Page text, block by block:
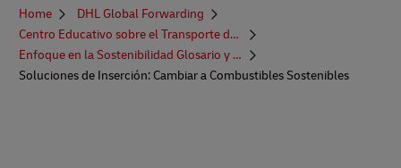
You
here
Home
DHL Global Forwarding
Centro Educativo sobre el Transporte de Mercancías
Enfoque en la Sostenibilidad Glosario y Más
Soluciones de Inserción: Cambiar a Combustibles Sostenibles